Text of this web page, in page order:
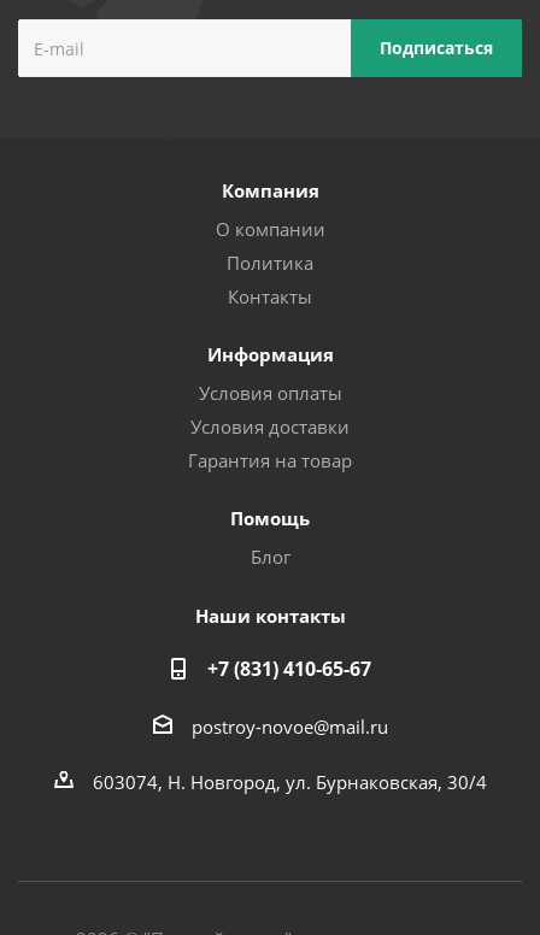
Компания
О компании
Политика
Контакты
Информация
Условия оплаты
Условия доставки
Гарантия на товар
Помощь
Блог
Наши контакты
+7 (831) 410-65-67
postroy-novoe@mail.ru
603074, Н. Новгород, ул. Бурнаковская, 30/4